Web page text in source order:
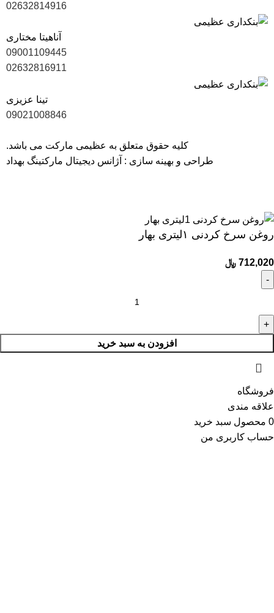
02632814916
آناهیتا مختاری
09001109445
02632816911
تینا عزیزی
09021008846
کلیه حقوق متعلق به عظیمی مارکت می باشد.
طراحی و بهینه سازی : آژانس دیجیتال مارکتینگ بهداد
روغن سرخ کردنی ۱لیتری بهار
712,020 ﷼
افزودن به سبد خرید
فروشگاه
علاقه مندی
0 محصول سبد خرید
حساب کاربری من